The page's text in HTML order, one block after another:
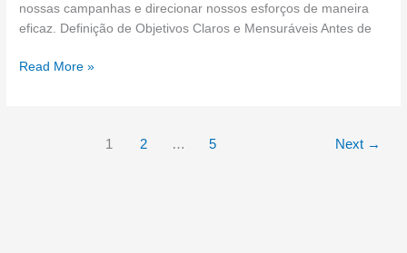
nossas campanhas e direcionar nossos esforços de maneira
eficaz. Definição de Objetivos Claros e Mensuráveis Antes de
Read More »
1 2 … 5 Next →